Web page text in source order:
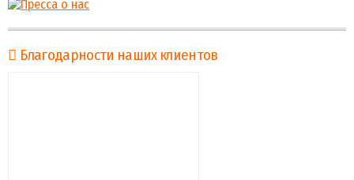
Благодарности наших клиентов